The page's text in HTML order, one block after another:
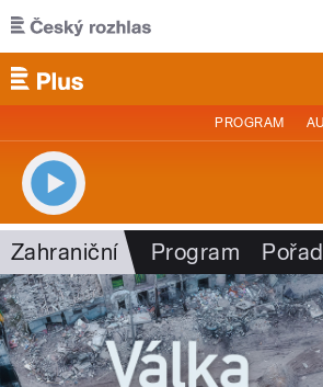
Přejít k hlavnímu obsahu
PROGRAM
Zahraniční Program